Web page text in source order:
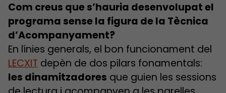
Com creus que s’hauria desenvolupat el
programa sense la figura de la Tècnica
d’Acompanyament?
En línies generals, el bon funcionament del
LECXIT depèn de dos pilars fonamentals:
les dinamitzadores que guien les sessions